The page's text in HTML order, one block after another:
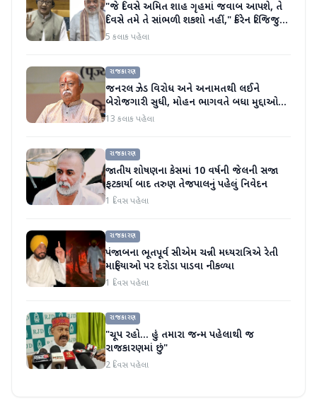
"જે દિવસે અમિત શાહ ગૃહમાં જવાબ આપશે, તે
દિવસે તમે તે સાંભળી શકશો નહીં," કિરેન રિજિજુએ
વિપક્ષી પાર્ટીઓ પર પ્રહાર કર્યા
5 કલાક પહેલા
રાજકારણ
જનરલ ઝેડ વિરોધ અને અનામતથી લઈને
બેરોજગારી સુધી, મોહન ભાગવતે બધા મુદ્દાઓ
પર વાત કરી
13 કલાક પહેલા
રાજકારણ
જાતીય શોષણના કેસમાં 10 વર્ષની જેલની સજા
ફટકાર્યા બાદ તરુણ તેજપાલનું પહેલું નિવેદન
1 દિવસ પહેલા
રાજકારણ
પંજાબના ભૂતપૂર્વ સીએમ ચન્ની મધ્યરાત્રિએ રેતી
માફિયાઓ પર દરોડા પાડવા નીકળ્યા
1 દિવસ પહેલા
રાજકારણ
"ચૂપ રહો... હું તમારા જન્મ પહેલાથી જ
રાજકારણમાં છું"
2 દિવસ પહેલા